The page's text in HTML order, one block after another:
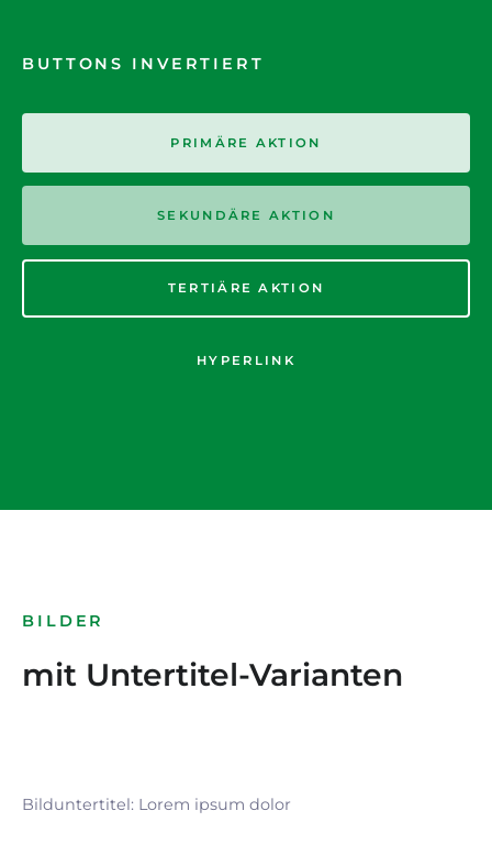
BUTTONS INVERTIERT
PRIMÄRE AKTION
SEKUNDÄRE AKTION
TERTIÄRE AKTION
HYPERLINK
BILDER
mit Untertitel-Varianten
Bilduntertitel: Lorem ipsum dolor